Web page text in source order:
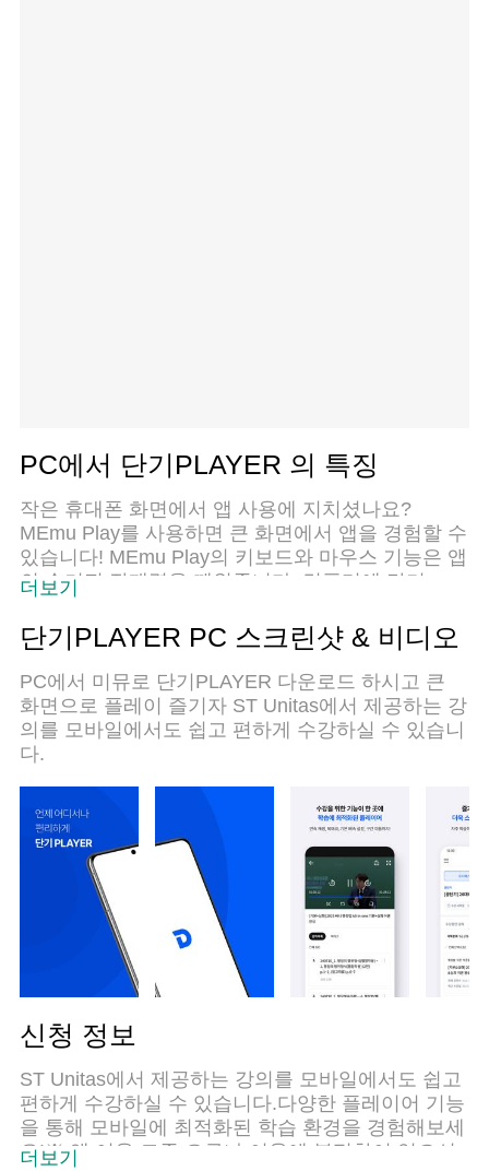
PC에서 단기PLAYER 의 특징
작은 휴대폰 화면에서 앱 사용에 지치셨나요?
MEmu Play를 사용하면 큰 화면에서 앱을 경험할 수
있습니다! MEmu Play의 키보드와 마우스 기능은 앱
의 숨겨진 잠재력을 깨워줍니다. 컴퓨터에 단기
이나 과열 걱정 없이 좋아하는 앱을 즐길 수 있습니
다. MEmu Play를 사용하면 컴퓨터에서 앱을 쉽게
사용할 수 있으며, 언제나 고품질 경험을 보장합니
다!
더보기
단기PLAYER PC 스크린샷 & 비디오
PC에서 미뮤로 단기PLAYER 다운로드 하시고 큰
화면으로 플레이 즐기자 ST Unitas에서 제공하는 강
의를 모바일에서도 쉽고 편하게 수강하실 수 있습니
다.
신청 정보
ST Unitas에서 제공하는 강의를 모바일에서도 쉽고
편하게 수강하실 수 있습니다.다양한 플레이어 기능
을 통해 모바일에 최적화된 학습 환경을 경험해보세
요!※ 앱 이용 도중 오류나 이용에 불편함이 있으신
더보기